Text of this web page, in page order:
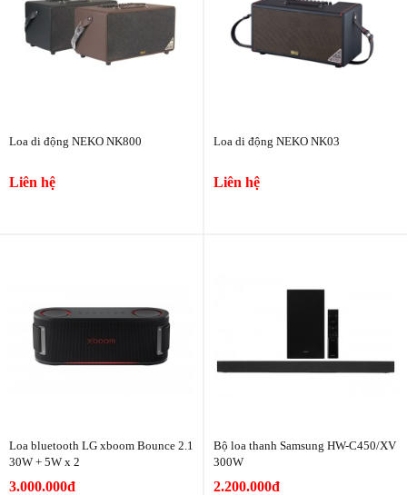
Loa di động NEKO NK800
Liên hệ
Loa di động NEKO NK03
Liên hệ
Loa bluetooth LG xboom Bounce 2.1
30W + 5W x 2
3.000.000đ
Bộ loa thanh Samsung HW-C450/XV
300W
2.200.000đ